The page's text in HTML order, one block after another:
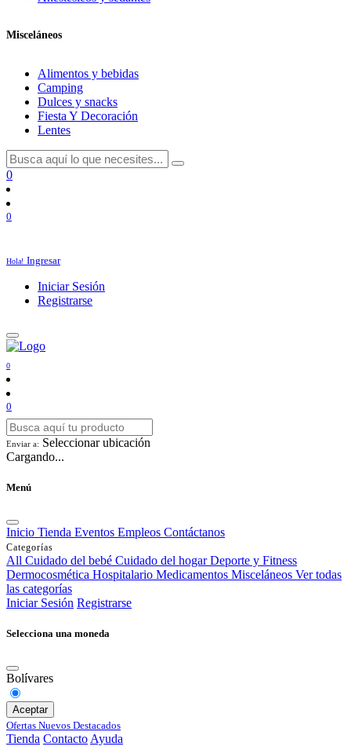
Misceláneos
Alimentos y bebidas
Camping
Dulces y snacks
Fiesta Y Decoración
Lentes
0
0
Hola! Ingresar
Iniciar Sesión
Registrarse
0
0
Enviar a: Seleccionar ubicación
Cargando...
Menú
Inicio Tienda Eventos Empleos Contáctanos
Categorías
All Cuidado del bebé Cuidado del hogar Deporte y Fitness
Dermocosmética Hospitalario Medicamentos Misceláneos Ver todas
las categorías
Iniciar Sesión Registrarse
Selecciona una moneda
Bolívares
Aceptar
Ofertas Nuevos Destacados
Tienda Contacto Ayuda